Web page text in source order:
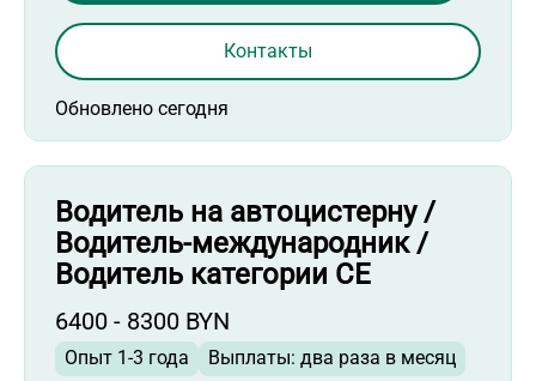
Обновлено сегодня
Контакты
Водитель на автоцистерну /
Водитель-международник /
Водитель категории СЕ
6400 - 8300 BYN
Опыт 1-3 года Выплаты: два раза в месяц